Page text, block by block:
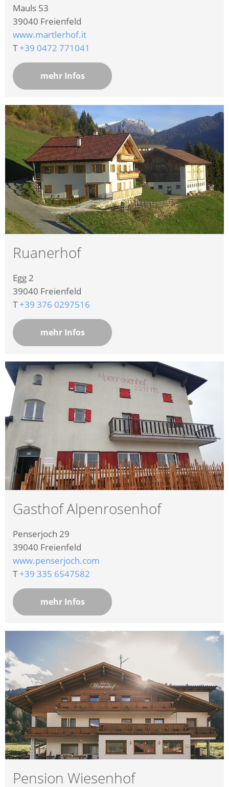
Mauls 53
39040 Freienfeld
www.martlerhof.it
T+39 0472 771041
mehr Infos
Ruanerhof
Egg 2
39040 Freienfeld
T+39 376 0297516
mehr Infos
Gasthof Alpenrosenhof
Penserjoch 29
39040 Freienfeld
www.penserjoch.com
T+39 335 6547582
mehr Infos
Pension Wiesenhof